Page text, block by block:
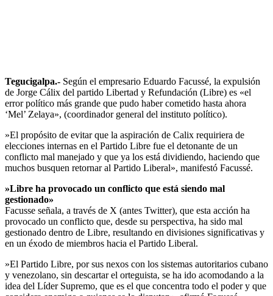
Tegucigalpa.- Según el empresario Eduardo Facussé, la expulsión
de Jorge Cálix del partido Libertad y Refundación (Libre) es «el
error político más grande que pudo haber cometido hasta ahora
‘Mel’ Zelaya», (coordinador general del instituto político).
»El propósito de evitar que la aspiración de Calix requiriera de
elecciones internas en el Partido Libre fue el detonante de un
conflicto mal manejado y que ya los está dividiendo, haciendo que
muchos busquen retornar al Partido Liberal», manifestó Facussé.
»Libre ha provocado un conflicto que está siendo mal
gestionado»
Facusse señala, a través de X (antes Twitter), que esta acción ha
provocado un conflicto que, desde su perspectiva, ha sido mal
gestionado dentro de Libre, resultando en divisiones significativas y
en un éxodo de miembros hacia el Partido Liberal.
»El Partido Libre, por sus nexos con los sistemas autoritarios cubano
y venezolano, sin descartar el orteguista, se ha ido acomodando a la
idea del Líder Supremo, que es el que concentra todo el poder y que